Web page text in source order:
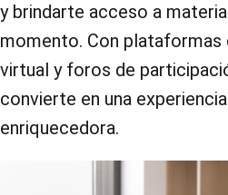
y brindarte acceso a
momento. Con
virtual y foros de
convierte en una
enriquecedora.